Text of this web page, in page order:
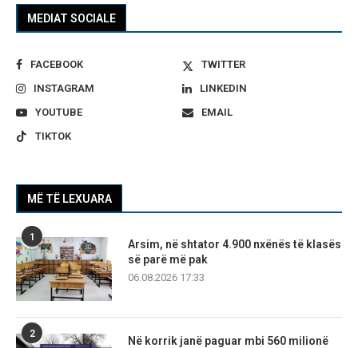
MEDIAT SOCIALE
FACEBOOK
TWITTER
INSTAGRAM
LINKEDIN
YOUTUBE
EMAIL
TIKTOK
MË TË LEXUARA
1
Arsim, në shtator 4.900 nxënës të klasës
së parë më pak
06.08.2026 17:33
2
Në korrik janë paguar mbi 560 milionë